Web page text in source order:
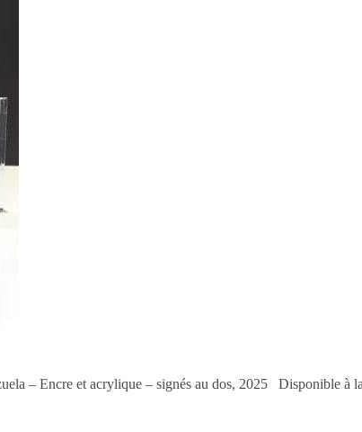
– Encre et acrylique – signés au dos, 2025 Disponible à